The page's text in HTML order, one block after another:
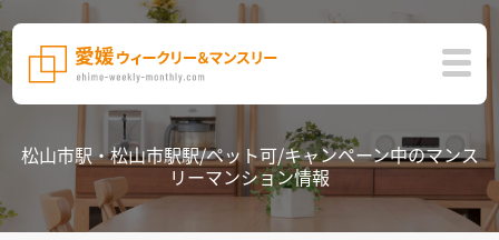
松山市駅・松山市駅駅/ペット可/キャンペーン中のマンス
リーマンション情報